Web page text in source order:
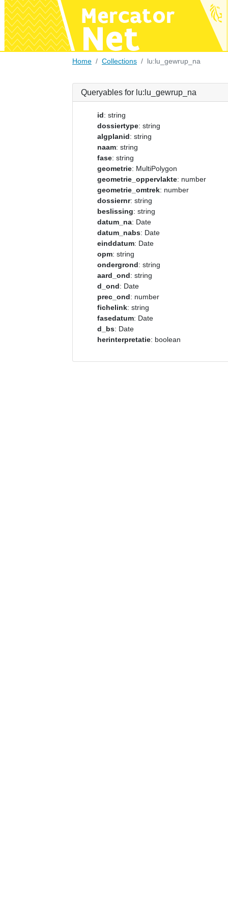
Home Collections lu:lu_gewrup_na
Queryables for lu:lu_gewrup_na
id: string
dossiertype: string
algplanid: string
naam: string
fase: string
geometrie: MultiPolygon
geometrie_oppervlakte: number
geometrie_omtrek: number
dossiernr: string
beslissing: string
datum_na: Date
datum_nabs: Date
einddatum: Date
opm: string
ondergrond: string
aard_ond: string
d_ond: Date
prec_ond: number
fichelink: string
fasedatum: Date
d_bs: Date
herinterpretatie: boolean